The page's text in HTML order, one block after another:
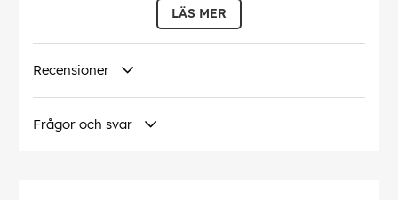
LÄS MER
Recensioner
Frågor och svar